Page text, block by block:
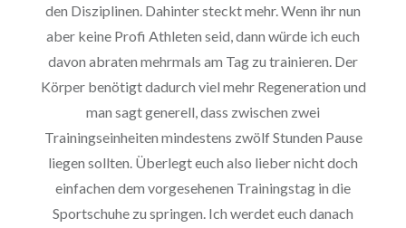
den Disziplinen. Dahinter steckt mehr. Wenn ihr nun
aber keine Profi Athleten seid, dann würde ich euch
davon abraten mehrmals am Tag zu trainieren. Der
Körper benötigt dadurch viel mehr Regeneration und
man sagt generell, dass zwischen zwei
Trainingseinheiten mindestens zwölf Stunden Pause
liegen sollten. Überlegt euch also lieber nicht doch
einfachen dem vorgesehenen Trainingstag in die
Sportschuhe zu springen. Ich werdet euch danach